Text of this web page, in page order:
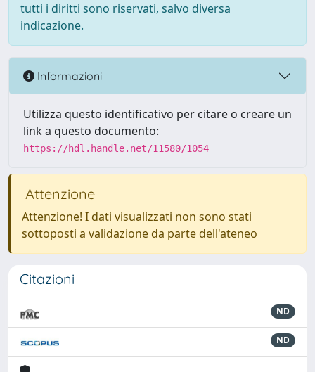
tutti i diritti sono riservati, salvo diversa
indicazione.
Informazioni
Utilizza questo identificativo per citare o creare un
link a questo documento:
https://hdl.handle.net/11580/1054
Attenzione
Attenzione! I dati visualizzati non sono stati
sottoposti a validazione da parte dell'ateneo
Citazioni
ND
ND